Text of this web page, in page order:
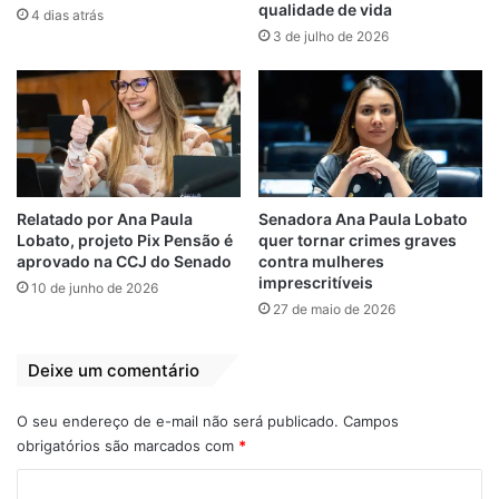
compromisso dos partidos com a
povo. Com muita alegria, permaneço a
frente desse partido que agora conta com
uma bancada mais forte e consolidada em
nosso estado”, disse Fábio Macedo.
COMUNICADO OFICIAL– Podemos e
Partido Social Cristão (PSC) decidem se
unir em uma só legenda. O novo conjunto
de forças nasce comprometido com o
fortalecimento do pacto federativo, a
desenvolvimento econômico voltado à
inclusão social, com responsabilidade fiscal
4 dias atrás
qualidade de vida
3 de julho de 2026
Relatado por Ana Paula
Lobato, projeto Pix Pensão é
aprovado na CCJ do Senado
10 de junho de 2026
Senadora Ana Paula Lobato
quer tornar crimes graves
contra mulheres
imprescritíveis
27 de maio de 2026
Deixe um comentário
O seu endereço de e-mail não será publicado. Campos
obrigatórios são marcados com *